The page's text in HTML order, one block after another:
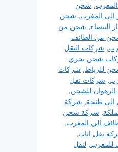
, شحن
الى المغرب, شحن
البيضاء, شحن من
من الطائف
, شركات النقل
شحن بحري
للرباط, شركات
, شركات نقل
للشحن,
طنجة, شركة
, شركة شحن
الي المغرب,
نقل اثاث,
للمغرب, لنقل